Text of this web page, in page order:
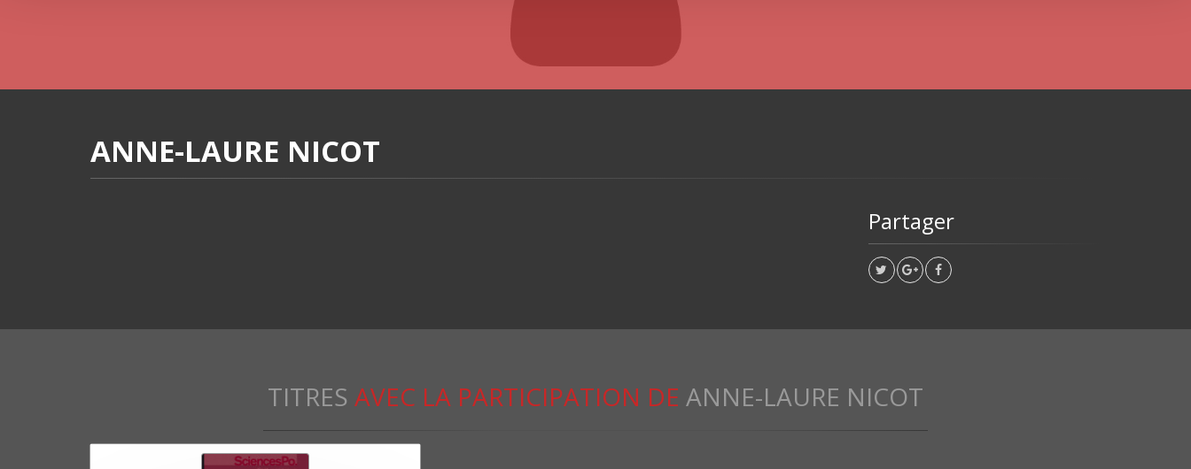
ANNE-LAURE NICOT
Partager
TITRES AVEC LA PARTICIPATION DE ANNE-LAURE NICOT